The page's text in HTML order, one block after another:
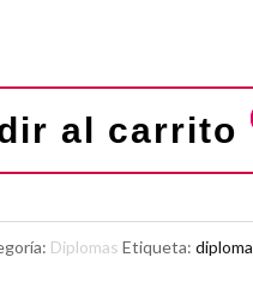
al carrito
Diplomas Etiqueta: diploma